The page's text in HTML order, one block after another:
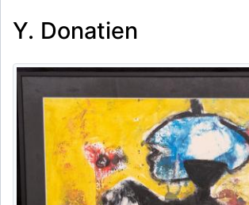
Y. Donatien